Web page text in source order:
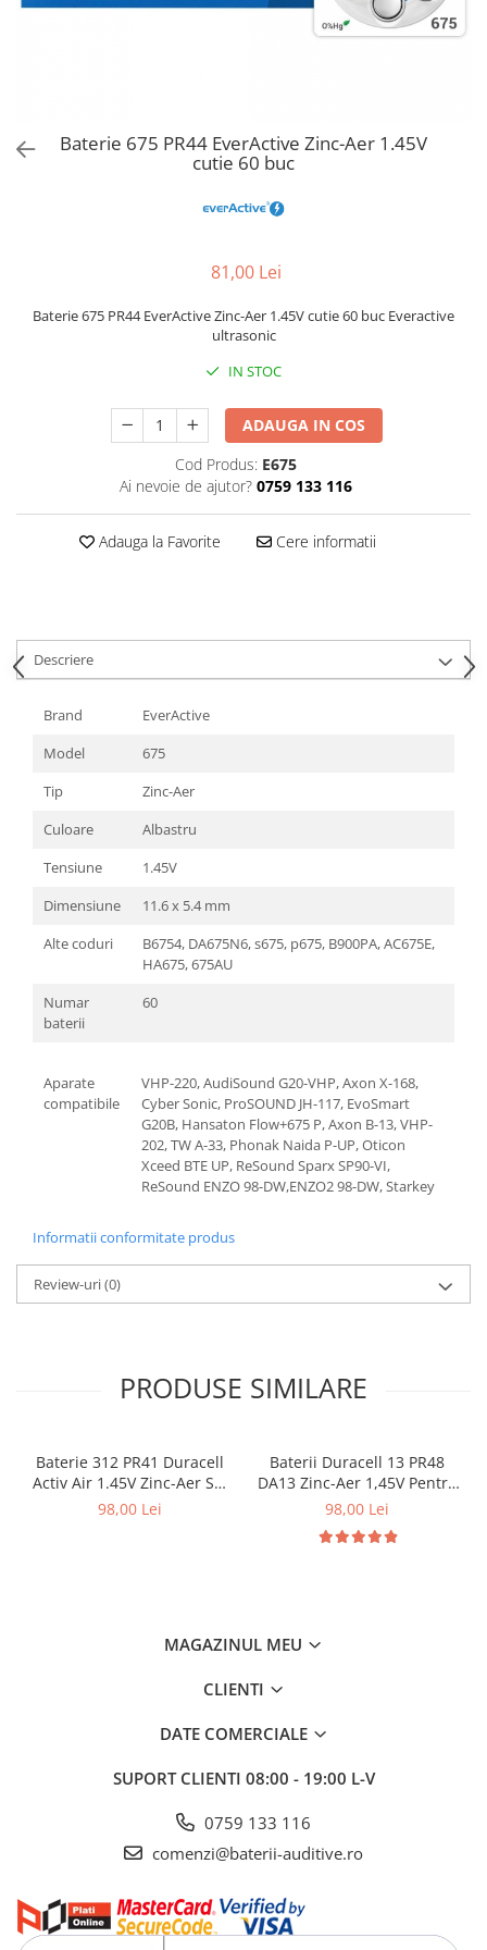
Baterie 675 PR44 EverActive Zinc-Aer 1.45V
cutie 60 buc
81,00 Lei
Baterie 675 PR44 EverActive Zinc-Aer 1.45V cutie 60 buc Everactive
ultrasonic
IN STOC
ADAUGA IN COS
Cod Produs: E675
Ai nevoie de ajutor? 0759 133 116
Adauga la Favorite Cere informatii
Descriere
Brand
EverActive
Model
675
Tip
Zinc-Aer
Culoare
Albastru
Tensiune
1.45V
Dimensiune
11.6 x 5.4 mm
Alte coduri
B6754, DA675N6, s675, p675, B900PA, AC675E,
HA675, 675AU
Numar
baterii
60
Aparate
compatibile
VHP-220, AudiSound G20-VHP, Axon X-168,
Cyber Sonic, ProSOUND JH-117, EvoSmart
G20B, Hansaton Flow+675 P, Axon B-13, VHP-
202, TW A-33, Phonak Naida P-UP, Oticon
Xceed BTE UP, ReSound Sparx SP90-VI,
ReSound ENZO 98-DW,ENZO2 98-DW, Starkey
Informatii conformitate produs
Review-uri(0)
PRODUSE SIMILARE
Baterie 312 PR41 Duracell
Activ Air 1.45V Zinc-Aer Set
60 baterii pentru aparate
98,00 Lei
Baterii Duracell 13 PR48
DA13 Zinc-Aer 1,45V Pentru
Aparate Auditive Set 60 buc
98,00 Lei
MAGAZINUL MEU
CLIENTI
DATE COMERCIALE
SUPORT CLIENTI 08:00 - 19:00 L-V
0759 133 116
comenzi@baterii-auditive.ro